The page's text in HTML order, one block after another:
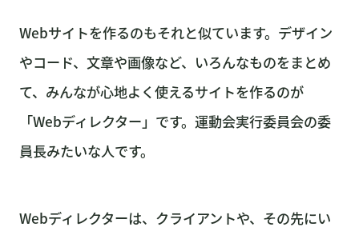
Webサイトを作るのもそれと似ています。デザイン
やコード、文章や画像など、いろんなものをまとめ
て、みんなが心地よく使えるサイトを作るのが
「Webディレクター」です。運動会実行委員会の委
員長みたいな人です。
Webディレクターは、クライアントや、その先にい